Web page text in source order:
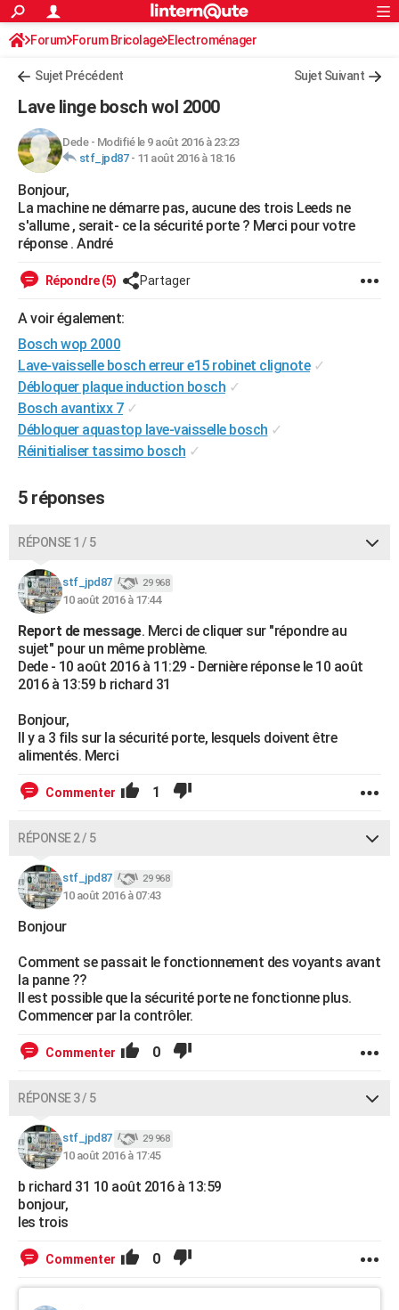
ACTUALITÉS
Politique
Société
Faits Divers
Education
Monde
Villes
+
FINANCE
Retraite
Impôts
Epargne
Immobilier
Risques naturels par ville
Banque
Assurance
Crédit
AUTO
Essais
Réserver un essai
Citadines
Berlines
SUV
Forum auto
+HIGH-TECH
Mobiles
Meilleur smartphone
Internet
Ordinateurs
Jeux vidéo
Guide high-tech
+BRICOLAGE
Forum
Aménagement intérieur
Extérieur
Cuisine
Salle de bains
Jardinage
Rangement
WEEK-END
LIFESTYLE
Art de vivre
Bien-être
Loisirs
Mode
Modes de vie
SANTE
Alimentation
Guide de la santé
Maladies
Médicaments
Sommeil
VOYAGE
Destinations
City break
Voyage nature
Voyage de noces
Forum
Climat
+PHOTO
GUIDES D'ACHAT
BONS PLANS
Dictionnaire
Biographies
Citations
Expressions
Proverbes
PROGRAMME TV
COPAINS D'AVANT
S'inscrire
Se connecter
Lycées
Collèges
Primaires
Universités
Entreprises
Service militaire
Avis de recherche
AVIS DE DÉCÈS
Bricolage
Lifestyle
Culture
Sport
Auto
Television
Voyage
Cinema
S'inscrire
Connexion
Forum Forum Bricolage Electroménager
Sujet Précédent Sujet Suivant
Lave linge bosch wol 2000
Dede- Modifié le 9 août 2016 à 23:23
stf_jpd87- 11 août 2016 à 18:16
Bonjour,
La machine ne démarre pas, aucune des trois Leeds ne
s'allume , serait- ce la sécurité porte ? Merci pour votre
réponse . André
Répondre (5) Partager
A voir également:
Bosch wop 2000
Lave-vaisselle bosch erreur e15 robinet clignote ✓
Débloquer plaque induction bosch ✓
Bosch avantixx 7 ✓
Débloquer aquastop lave-vaisselle bosch ✓
Réinitialiser tassimo bosch ✓
5 réponses
RÉPONSE 1 / 5
stf_jpd87 29 968
10 août 2016 à 17:44
Report de message. Merci de cliquer sur "répondre au
sujet" pour un même problème.
Dede - 10 août 2016 à 11:29 - Dernière réponse le 10 août
2016 à 13:59 b richard 31
Bonjour,
Il y a 3 fils sur la sécurité porte, lesquels doivent être
alimentés. Merci
Commenter 1
RÉPONSE 2 / 5
stf_jpd87 29 968
10 août 2016 à 07:43
Bonjour
Comment se passait le fonctionnement des voyants avant
la panne ??
Il est possible que la sécurité porte ne fonctionne plus.
Commencer par la contrôler.
Commenter 0
RÉPONSE 3 / 5
stf_jpd87 29 968
10 août 2016 à 17:45
b richard 31 10 août 2016 à 13:59
bonjour,
les trois
Commenter 0